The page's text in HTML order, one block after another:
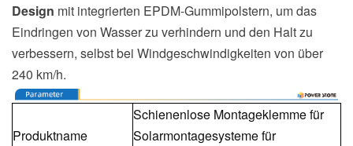
Design mit integrierten EPDM-Gummipolstern, um das
Eindringen von Wasser zu verhindern und den Halt zu
verbessern, selbst bei Windgeschwindigkeiten von über
240 km/h.
Produktname
Schienenlose Montageklemme für
Solarmontagesysteme für